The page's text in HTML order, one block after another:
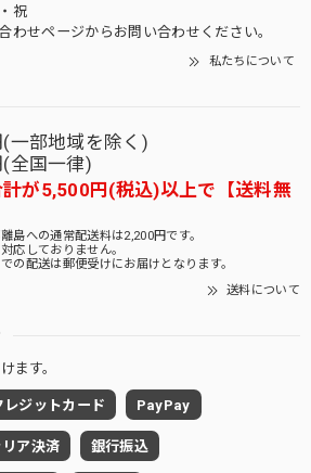
祝
わせページからお問い合わせください。
私たちについて
一部地域を除く)
全国一律)
が5,500円(税込)以上で【送料無
島への通常配送料は2,200円です。
応しておりません。
の配送は郵便受けにお届けとなります。
送料について
ます。
レジットカード PayPay
リア決済 銀行振込